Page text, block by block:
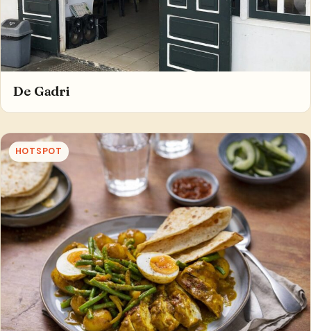
De Gadri
HOTSPOT